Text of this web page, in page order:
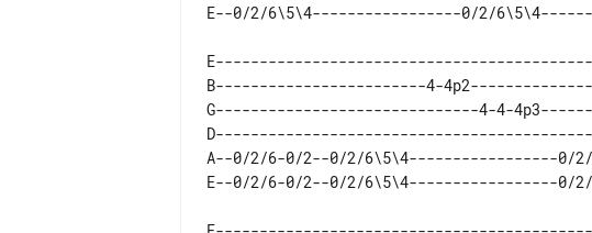
B------------------------4-
G------------------------------4-4-
A--0/2/6-0/2--0/2/6\5\4-----------------